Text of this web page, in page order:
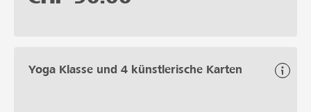
Yoga Klasse und 4 künstlerische Karten